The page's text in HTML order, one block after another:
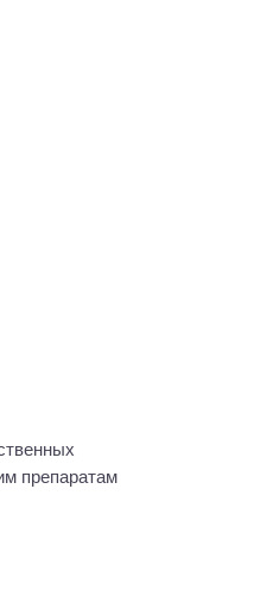
препаратам